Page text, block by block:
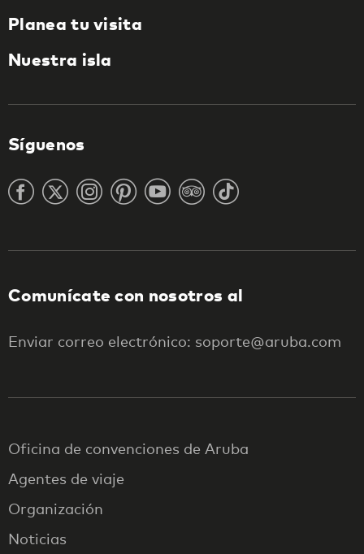
Planea tu visita
Nuestra isla
Síguenos
Comunícate con nosotros al
Enviar correo electrónico: soporte@aruba.com
Oficina de convenciones de Aruba
Agentes de viaje
Organización
Noticias